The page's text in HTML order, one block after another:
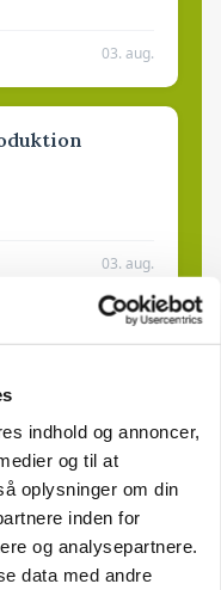
indhold og annoncer,
og til at
oplysninger om din
inden for
og analysepartnere.
data med andre
03. aug.
03. aug.
søges
03. aug.